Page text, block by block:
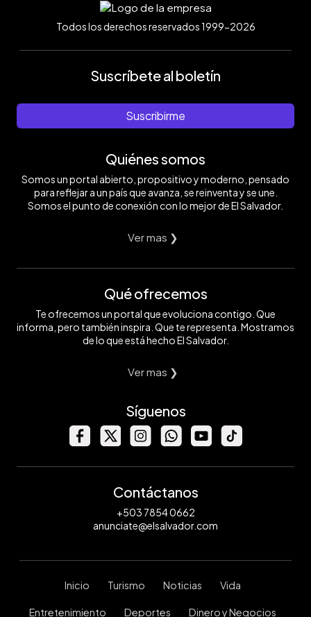
Todos los derechos reservados 1999-2026
Suscríbete al boletín
Suscribirme
Quiénes somos
Somos un portal abierto, propositivo y moderno, pensado
para reflejar a un país que avanza, se reinventa y se une.
Somos el punto de conexión con lo mejor de El Salvador.
Ver mas ❯
Qué ofrecemos
Te ofrecemos un portal que evoluciona contigo. Que
informa, pero también inspira. Que te representa. Mostramos
de lo que está hecho El Salvador.
Ver mas ❯
Síguenos
Contáctanos
+503 7854 0662
anunciate@elsalvador.com
Inicio Turismo Noticias Vida
Entretenimiento Deportes Dinero y Negocios